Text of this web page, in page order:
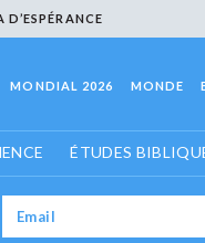
D’ESPÉRANCE
MONDIAL 2026 MONDE
ÉTUDES